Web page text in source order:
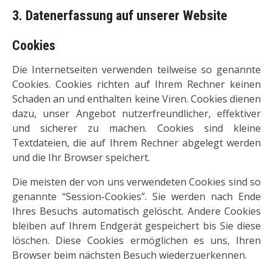
3. Datenerfassung auf unserer Website
Cookies
Die Internetseiten verwenden teilweise so genannte
Cookies. Cookies richten auf Ihrem Rechner keinen
Schaden an und enthalten keine Viren. Cookies dienen
dazu, unser Angebot nutzerfreundlicher, effektiver
und sicherer zu machen. Cookies sind kleine
Textdateien, die auf Ihrem Rechner abgelegt werden
und die Ihr Browser speichert.
Die meisten der von uns verwendeten Cookies sind so
genannte “Session-Cookies”. Sie werden nach Ende
Ihres Besuchs automatisch gelöscht. Andere Cookies
bleiben auf Ihrem Endgerät gespeichert bis Sie diese
löschen. Diese Cookies ermöglichen es uns, Ihren
Browser beim nächsten Besuch wiederzuerkennen.